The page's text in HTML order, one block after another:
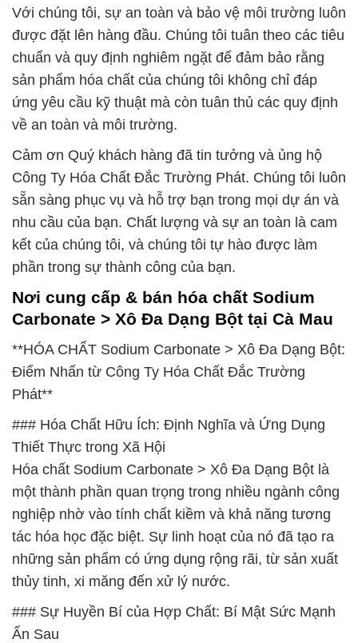
Với chúng tôi, sự an toàn và bảo vệ môi trường luôn
được đặt lên hàng đầu. Chúng tôi tuân theo các tiêu
chuẩn và quy định nghiêm ngặt để đảm bảo rằng
sản phẩm hóa chất của chúng tôi không chỉ đáp
ứng yêu cầu kỹ thuật mà còn tuân thủ các quy định
về an toàn và môi trường.
Cảm ơn Quý khách hàng đã tin tưởng và ủng hộ
Công Ty Hóa Chất Đắc Trường Phát. Chúng tôi luôn
sẵn sàng phục vụ và hỗ trợ bạn trong mọi dự án và
nhu cầu của bạn. Chất lượng và sự an toàn là cam
kết của chúng tôi, và chúng tôi tự hào được làm
phần trong sự thành công của bạn.
Nơi cung cấp & bán hóa chất Sodium
Carbonate > Xô Đa Dạng Bột tại Cà Mau
**HÓA CHẤT Sodium Carbonate > Xô Đa Dạng Bột:
Điểm Nhấn từ Công Ty Hóa Chất Đắc Trường
Phát**
### Hóa Chất Hữu Ích: Định Nghĩa và Ứng Dụng
Thiết Thực trong Xã Hội
Hóa chất Sodium Carbonate > Xô Đa Dạng Bột là
một thành phần quan trọng trong nhiều ngành công
nghiệp nhờ vào tính chất kiềm và khả năng tương
tác hóa học đặc biệt. Sự linh hoạt của nó đã tạo ra
những sản phẩm có ứng dụng rộng rãi, từ sản xuất
thủy tinh, xi măng đến xử lý nước.
### Sự Huyền Bí của Hợp Chất: Bí Mật Sức Mạnh
Ẩn Sau